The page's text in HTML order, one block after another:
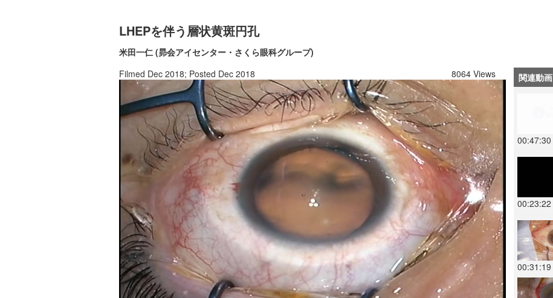
LHEPを伴う層状黄斑円孔
米田一仁 (昴会アイセンター・さくら眼科グループ)
Filmed Dec 2018; Posted Dec 2018
8064 Views 関連動画
00:47:30
00:23:22
00:31:19